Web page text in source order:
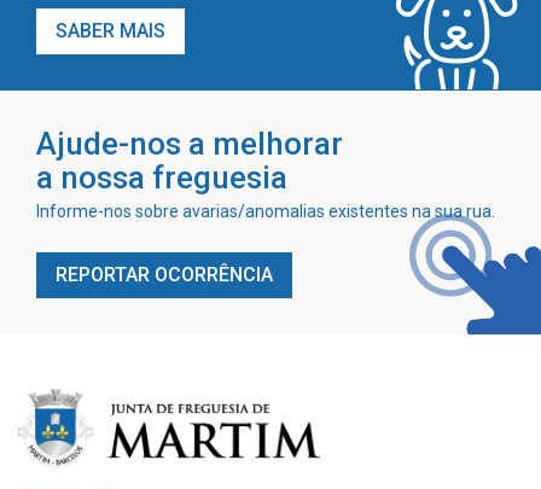
SABER MAIS
Ajude-nos a melhorar
a nossa freguesia
Informe-nos sobre avarias/anomalias existentes na sua rua.
REPORTAR OCORRÊNCIA